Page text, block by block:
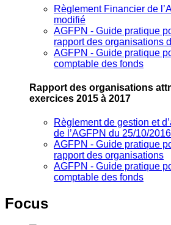
Règlement Financier de
modifié
AGFPN ‐ Guide pratique
rapport des organisations
AGFPN ‐ Guide pratique
comptable des fonds
Rapport des organisations
exercices 2015 à 2017
Règlement de gestion et
de l’AGFPN du 25/10/2016
AGFPN ‐ Guide pratique
rapport des organisations
AGFPN ‐ Guide pratique
comptable des fonds
Focus